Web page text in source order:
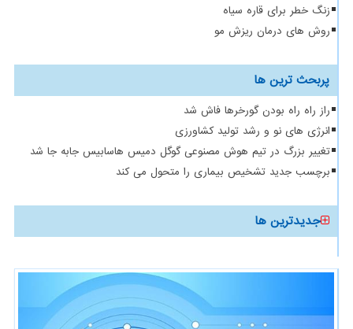
زنگ خطر برای قاره سیاه
روش های درمان ریزش مو
پربحث ترین ها
راز راه راه بودن گورخرها فاش شد
انرژی های نو و رشد تولید کشاورزی
تغییر بزرگ در تیم هوش مصنوعی گوگل دمیس هاسابیس جابه جا شد
برچسب جدید تشخیص بیماری را متحول می کند
جدیدترین ها